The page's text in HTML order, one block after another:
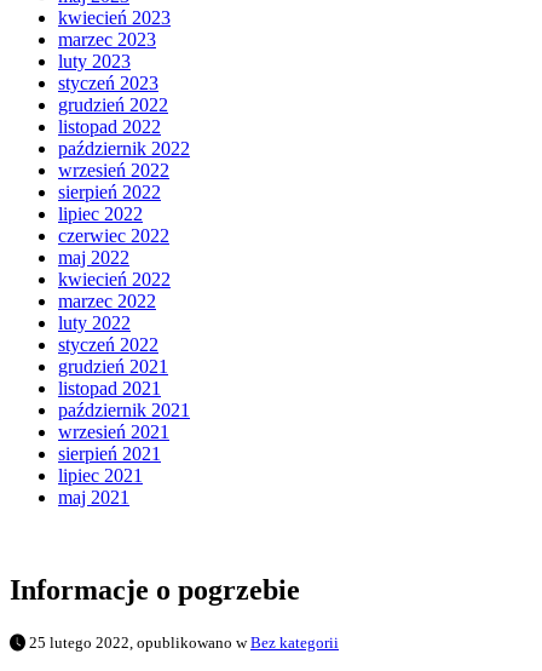
kwiecień 2023
marzec 2023
luty 2023
styczeń 2023
grudzień 2022
listopad 2022
październik 2022
wrzesień 2022
sierpień 2022
lipiec 2022
czerwiec 2022
maj 2022
kwiecień 2022
marzec 2022
luty 2022
styczeń 2022
grudzień 2021
listopad 2021
październik 2021
wrzesień 2021
sierpień 2021
lipiec 2021
maj 2021
Informacje o pogrzebie
25 lutego 2022, opublikowano wBez kategorii